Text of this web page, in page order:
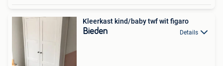
Kleerkast kind/baby twf wit figaro
Bieden Details